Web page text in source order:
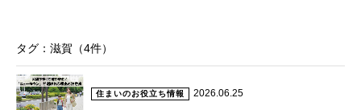
タグ：滋賀（4件）
住まいのお役立ち情報 2026.06.25